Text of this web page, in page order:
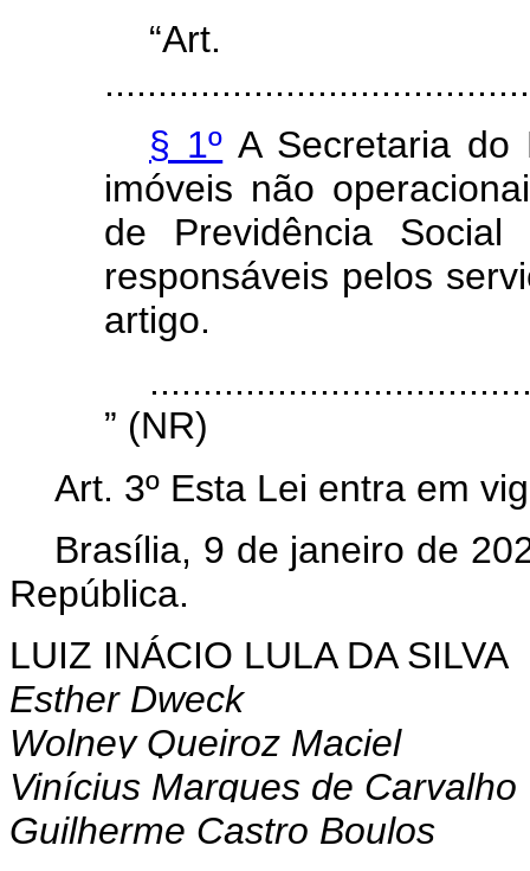
§ 1º A Secretaria do
imóveis não
de Previdência
responsáveis pelos
artigo.
” (NR)
Art. 3º Esta Lei entra em
Brasília, 9 de janeiro de
República.
LUIZ INÁCIO LULA DA SILVA
Esther Dweck
Wolney Queiroz Maciel
Vinícius Marques de Carvalho
Guilherme Castro Boulos